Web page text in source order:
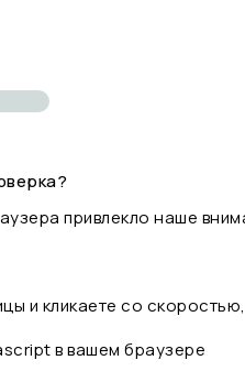
привлекло наше
и кликаете со
в вашем браузере